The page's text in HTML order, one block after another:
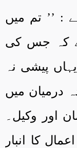
: ’’ تم میں
کہ جس کی
پیشی نہ
درمیان میں
اور وکیل۔
کا انبار